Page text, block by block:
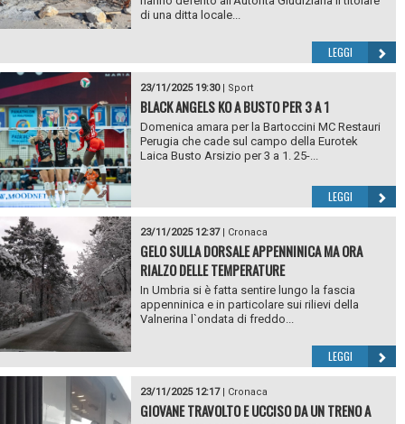
di una ditta locale...
LEGGI
23/11/2025 19:30| Sport
BLACK ANGELS KO A BUSTO PER 3 A 1
Domenica amara per la Bartoccini MC Restauri
Perugia che cade sul campo della Eurotek
Laica Busto Arsizio per 3 a 1. 25-...
LEGGI
23/11/2025 12:37| Cronaca
GELO SULLA DORSALE APPENNINICA MA ORA
RIALZO DELLE TEMPERATURE
In Umbria si è fatta sentire lungo la fascia
appenninica e in particolare sui rilievi della
Valnerina l`ondata di freddo...
LEGGI
23/11/2025 12:17| Cronaca
GIOVANE TRAVOLTO E UCCISO DA UN TRENO A